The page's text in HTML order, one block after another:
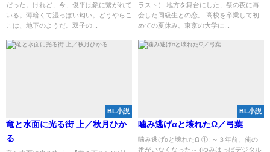
だった。けれど、今、俊平は鎖に繋がれて
いる。薄暗くて湿っぽい匂い。どうやらこ
こは、地下のようだ。双子の...
ラスト） 地方を舞台にした、祭の夜に再
会した同級生との恋。 高校を卒業して初
めての夏休み。東京の大学に...
BL小説
竜と水面に光る街 上／秋月ひか
る
BL小説
噛み逃げαと壊れたΩ／弓葉
噛み逃げαと壊れたΩ ①: ～３年前、俺の
番がいなくなった～ (ゆみはっぱデジタル